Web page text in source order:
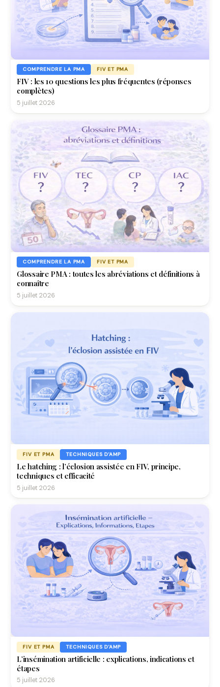
COMPRENDRE LA PMA FIV ET PMA
FIV : les 10 questions les plus fréquentes (réponses
complètes)
5 juillet 2026
COMPRENDRE LA PMA FIV ET PMA
Glossaire PMA : toutes les abréviations et définitions à
connaître
5 juillet 2026
FIV ET PMA TECHNIQUES D'AMP
Le hatching : l’éclosion assistée en FIV, principe,
techniques et efficacité
5 juillet 2026
FIV ET PMA TECHNIQUES D'AMP
L’insémination artificielle : explications, indications et
étapes
5 juillet 2026